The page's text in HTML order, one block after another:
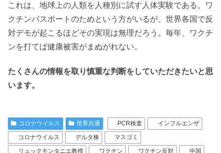
これは、地球上の人類を人種別に試す人体実験である。ワ
クチンパスポートのためという方がいるが、世界各国で反
対デモが起こるほどその実現は無理だろう。毎年、ワクチ
ンを打てば健康被害がまぬがれない。
たくさんの情報を取り慎重な判断をしていただきたいと思
います。
コロナウイルス 世界共通 PCR検査
インフルエンザ
コロナウイルス
デルタ株
マスゴミ
リュックモンタニエ教授
ワクチン ワクチン反対
中国